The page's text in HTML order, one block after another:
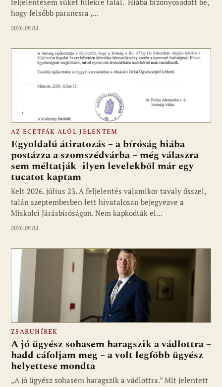
hogy felsőbb parancsra ,…
2026.08.03.
AZ ECETFÁK ALÓL JELENTEM
Egyoldalú átiratozás – a bíróság hiába
postázza a szomszédvárba – még válaszra
sem méltatják -ilyen levelekből már egy
tucatot kaptam
Kelt 2026. július 23. A feljelentés valamikor tavaly ősszel,
talán szeptemberben lett hivatalosan bejegyezve a
Miskolci Járásbíróságon. Nem kapkodták el…
2026.08.03.
ZSARUHÍREK
A jó ügyész sohasem haragszik a vádlottra –
hadd cáfoljam meg – a volt legfőbb ügyész
helyettese mondta
„A jó ügyész sohasem haragszik a vádlottra.” Mit jelentett